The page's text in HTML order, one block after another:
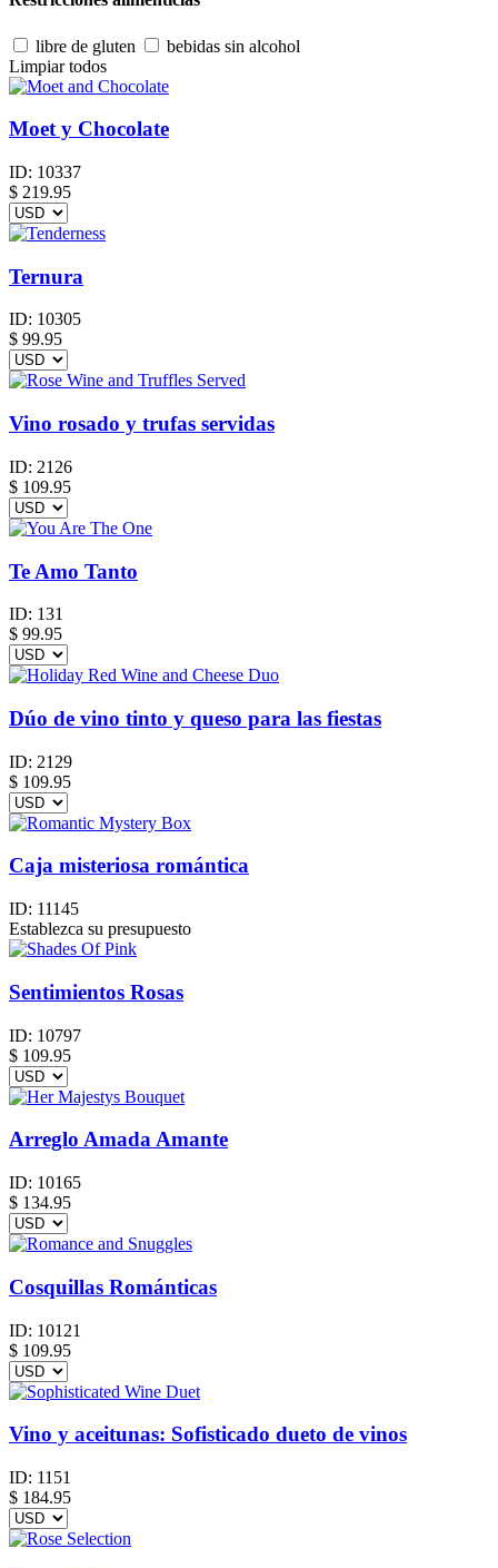
libre de gluten
bebidas sin alcohol
Limpiar todos
Moet y Chocolate
ID: 10337
$ 219.95
Ternura
ID: 10305
$ 99.95
Vino rosado y trufas servidas
ID: 2126
$ 109.95
Te Amo Tanto
ID: 131
$ 99.95
Dúo de vino tinto y queso para las fiestas
ID: 2129
$ 109.95
Caja misteriosa romántica
ID: 11145
Establezca su presupuesto
Sentimientos Rosas
ID: 10797
$ 109.95
Arreglo Amada Amante
ID: 10165
$ 134.95
Cosquillas Románticas
ID: 10121
$ 109.95
Vino y aceitunas: Sofisticado dueto de vinos
ID: 1151
$ 184.95